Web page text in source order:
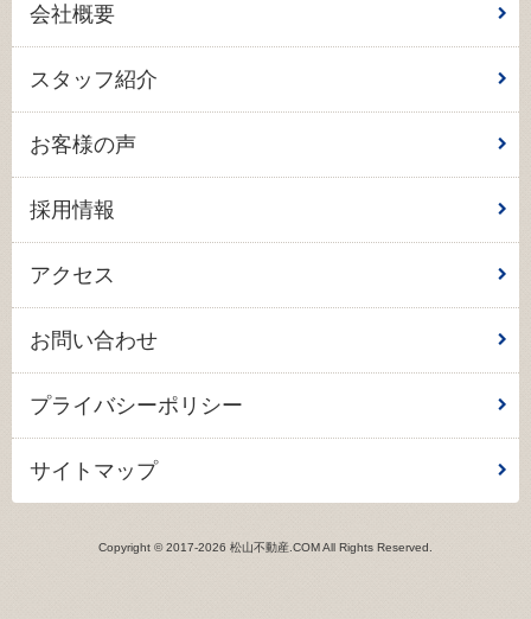
会社概要
スタッフ紹介
お客様の声
採用情報
アクセス
お問い合わせ
プライバシーポリシー
サイトマップ
Copyright © 2017-2026 松山不動産.COM All Rights Reserved.